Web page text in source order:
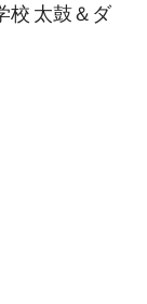
校 太鼓＆ダ